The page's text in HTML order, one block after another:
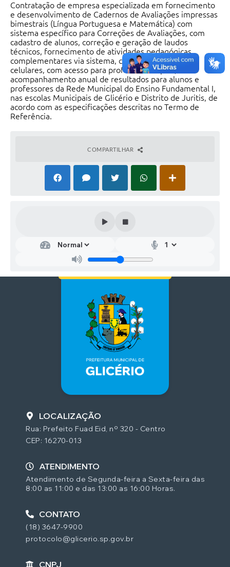
Contratação de empresa especializada em fornecimento
e desenvolvimento de Cadernos de Avaliações impressas
bimestrais (Língua Portuguesa e Matemática) com
sistema específico para Correções de Avaliações, com
cadastro de alunos, correção e geração de laudos
técnicos, fornecimento de atividades pedagógicas
complementares via sistema, com aplicativos para
celulares, com acesso para professores e pais,
acompanhamento anual de resultados para alunos e
professores da Rede Municipal do Ensino Fundamental I,
nas escolas Municipais de Glicério e Distrito de Juritis, de
acordo com as especificações descritas no Termo de
Referência.
COMPARTILHAR
LOCALIZAÇÃO
Rua: Prefeito Fuad Eid, nº 320 - Centro
CEP: 16270-013
CONTATO
(18) 3647-9900
protocolo@glicerio.sp.gov.br
ATENDIMENTO
Atendimento de Segunda-feira a Sexta-feira das
8:00 as 11:00 e das 13:00 as 16:00 Horas.
CNPJ